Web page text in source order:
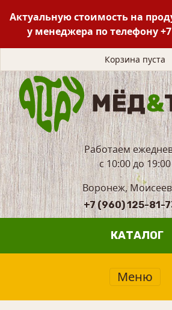
Актуальную стоимость на
у менеджера по телефону
Корзина пуста
Работаем
с 10:00 до 19:00
Воронеж,
+7 (960) 125-81-
КАТАЛОГ
Меню